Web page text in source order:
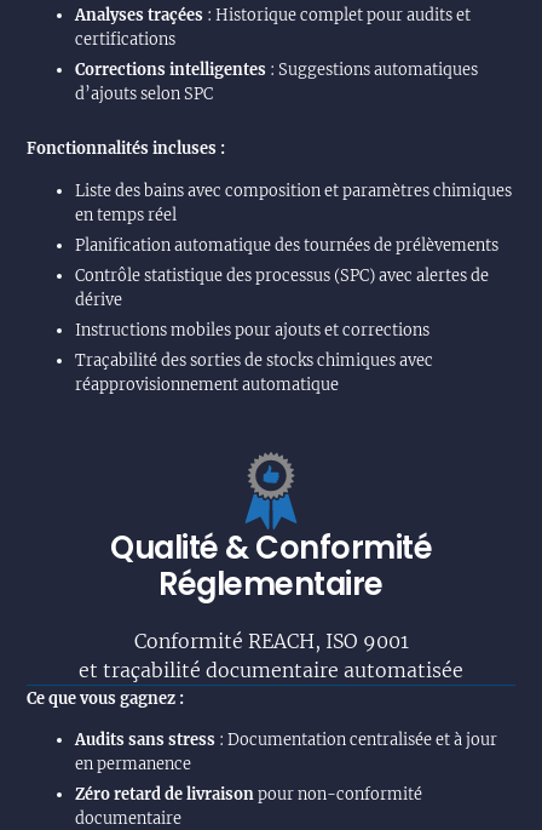
Analyses traçées : Historique complet pour audits et
certifications
Corrections intelligentes : Suggestions automatiques
d’ajouts selon SPC
Fonctionnalités incluses :
Liste des bains avec composition et paramètres chimiques
en temps réel
Planification automatique des tournées de prélèvements
Contrôle statistique des processus (SPC) avec alertes de
dérive
Instructions mobiles pour ajouts et corrections
Traçabilité des sorties de stocks chimiques avec
réapprovisionnement automatique
Qualité & Conformité
Réglementaire
Conformité REACH, ISO 9001
et traçabilité documentaire automatisée
Ce que vous gagnez :
Audits sans stress : Documentation centralisée et à jour
en permanence
Zéro retard de livraison pour non-conformité
documentaire